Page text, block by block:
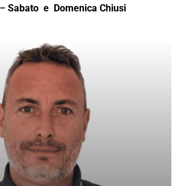
Sabato e Domenica Chiusi